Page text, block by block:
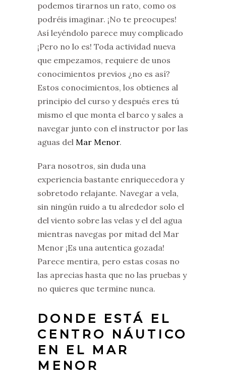
podemos tirarnos un rato, como os
podréis imaginar. ¡No te preocupes!
Así leyéndolo parece muy complicado
¡Pero no lo es! Toda actividad nueva
que empezamos, requiere de unos
conocimientos previos ¿no es así?
Estos conocimientos, los obtienes al
principio del curso y después eres tú
mismo el que monta el barco y sales a
navegar junto con el instructor por las
aguas del Mar Menor.
Para nosotros, sin duda una
experiencia bastante enriquecedora y
sobretodo relajante. Navegar a vela,
sin ningún ruido a tu alrededor solo el
del viento sobre las velas y el del agua
mientras navegas por mitad del Mar
Menor ¡Es una autentica gozada!
Parece mentira, pero estas cosas no
las aprecias hasta que no las pruebas y
no quieres que termine nunca.
DONDE ESTÁ EL
CENTRO NÁUTICO
EN EL MAR
MENOR